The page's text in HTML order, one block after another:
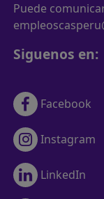
Puede
Siguenos en:
Facebook
Instagram
LinkedIn